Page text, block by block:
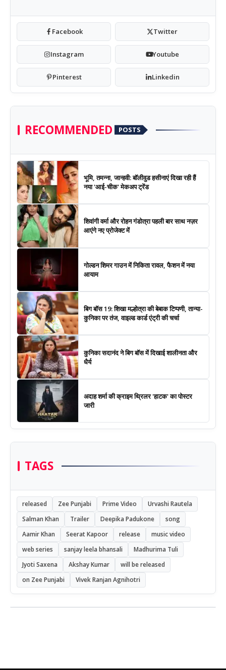
Facebook Twitter
Instagram Youtube
Pinterest Linkedin
RECOMMENDED POSTS
भूमि, तमन्ना, जान्हवी: बॉलीवुड हसीनाएं दिखा रही हैं
नया 'आई-चीक' मेकअप ट्रेंड
शिवांगी वर्मा और रोहन गंडोत्रा पहली बार साथ नज़र
आएंगे नए प्रोजेक्ट में
गोल्डन शिमर गाउन में निकिता रावल, फैशन में नया
आयाम
बिग बॉस 19: शिखा मल्होत्रा की बेबाक टिप्पणी, तान्या-
कुनिका पर तंज, वाइल्ड कार्ड एंट्री की चर्चा
कुनिका सदानंद ने बिग बॉस में दिखाई शालीनता और
धैर्य
अदाह शर्मा की क्राइम थ्रिलर 'हाटक' का पोस्टर
जारी
TAGS
released Zee Punjabi Prime Video
Urvashi Rautela
Salman Khan
Trailer Deepika Padukone
song
Aamir Khan
Seerat Kapoor release
music video
web series
sanjay leela bhansali
Madhurima Tuli
Jyoti Saxena
Akshay Kumar
will be released
on Zee Punjabi
Vivek Ranjan Agnihotri